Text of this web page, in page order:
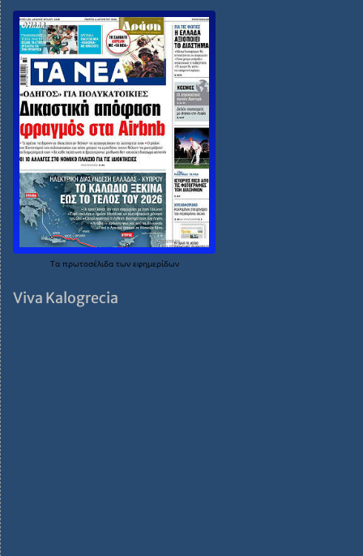
Τα πρωτοσέλιδα των εφημερίδων
Viva Kalogrecia